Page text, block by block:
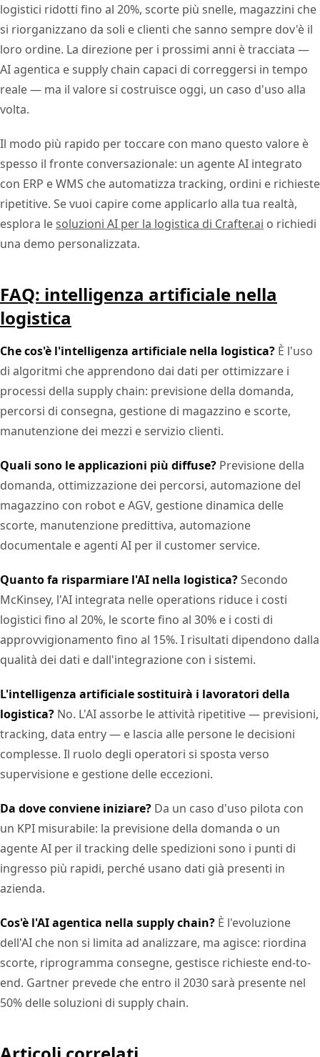
logistici ridotti fino al 20%, scorte più snelle, magazzini che
si riorganizzano da soli e clienti che sanno sempre dov'è il
loro ordine. La direzione per i prossimi anni è tracciata —
AI agentica e supply chain capaci di correggersi in tempo
reale — ma il valore si costruisce oggi, un caso d'uso alla
volta.
Il modo più rapido per toccare con mano questo valore è
spesso il fronte conversazionale: un agente AI integrato
con ERP e WMS che automatizza tracking, ordini e richieste
ripetitive. Se vuoi capire come applicarlo alla tua realtà,
esplora lesoluzioni AI per la logistica di Crafter.ai o richiedi
una demo personalizzata.
FAQ: intelligenza artificiale nella
logistica
Che cos'è l'intelligenza artificiale nella logistica? È l'uso
di algoritmi che apprendono dai dati per ottimizzare i
processi della supply chain: previsione della domanda,
percorsi di consegna, gestione di magazzino e scorte,
manutenzione dei mezzi e servizio clienti.
Quali sono le applicazioni più diffuse? Previsione della
domanda, ottimizzazione dei percorsi, automazione del
magazzino con robot e AGV, gestione dinamica delle
scorte, manutenzione predittiva, automazione
documentale e agenti AI per il customer service.
Quanto fa risparmiare l'AI nella logistica?Secondo
McKinsey, l'AI integrata nelle operations riduce i costi
logistici fino al 20%, le scorte fino al 30% e i costi di
approvvigionamento fino al 15%. I risultati dipendono dalla
qualità dei dati e dall'integrazione con i sistemi.
L'intelligenza artificiale sostituirà i lavoratori della
logistica? No. L'AI assorbe le attività ripetitive — previsioni,
tracking, data entry — e lascia alle persone le decisioni
complesse. Il ruolo degli operatori si sposta verso
supervisione e gestione delle eccezioni.
Da dove conviene iniziare? Da un caso d'uso pilota con
un KPI misurabile: la previsione della domanda o un
agente AI per il tracking delle spedizioni sono i punti di
ingresso più rapidi, perché usano dati già presenti in
azienda.
Cos'è l'AI agentica nella supply chain? È l'evoluzione
dell'AI che non si limita ad analizzare, ma agisce: riordina
scorte, riprogramma consegne, gestisce richieste end-to-
end. Gartner prevede che entro il 2030 sarà presente nel
50% delle soluzioni di supply chain.